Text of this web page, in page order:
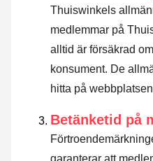
Thuiswinkels
medlemmar på
alltid är försäkrad
konsument. De
hitta på
Betänketid på